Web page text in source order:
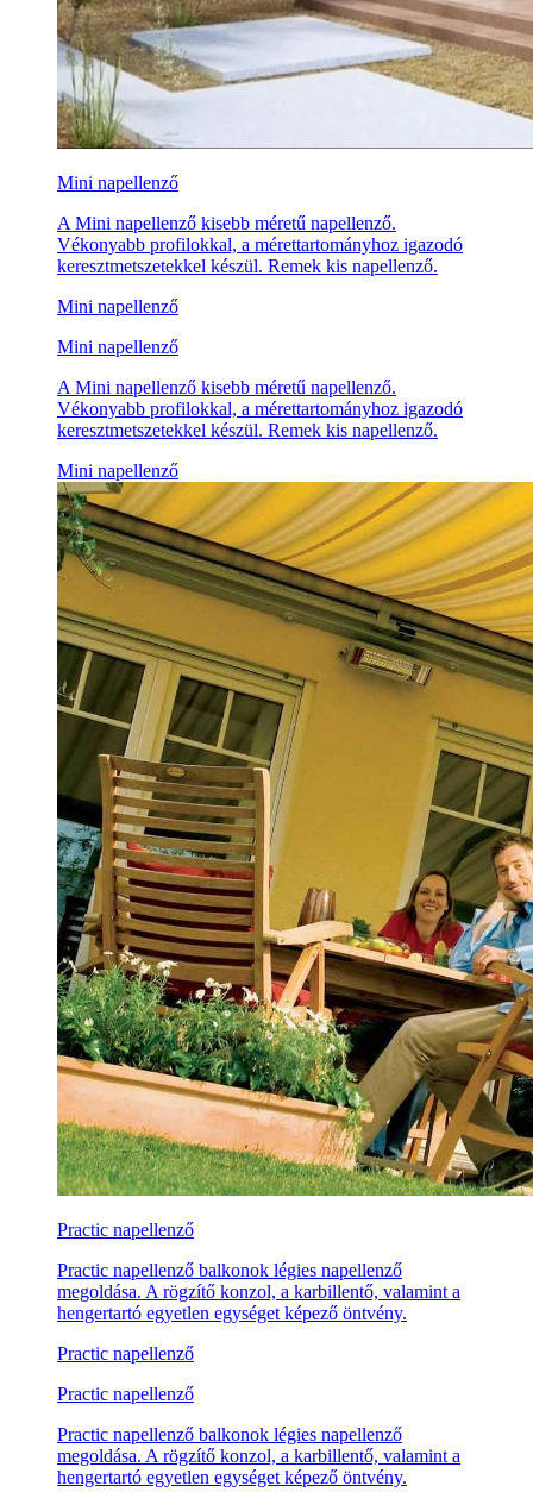
Mini napellenző
A Mini napellenző kisebb méretű napellenző.
Vékonyabb profilokkal, a mérettartományhoz igazodó
keresztmetszetekkel készül. Remek kis napellenző.
Mini napellenző
Mini napellenző
A Mini napellenző kisebb méretű napellenző.
Vékonyabb profilokkal, a mérettartományhoz igazodó
keresztmetszetekkel készül. Remek kis napellenző.
Mini napellenző
Practic napellenző
Practic napellenző balkonok légies napellenző
megoldása. A rögzítő konzol, a karbillentő, valamint a
hengertartó egyetlen egységet képező öntvény.
Practic napellenző
Practic napellenző
Practic napellenző balkonok légies napellenző
megoldása. A rögzítő konzol, a karbillentő, valamint a
hengertartó egyetlen egységet képező öntvény.